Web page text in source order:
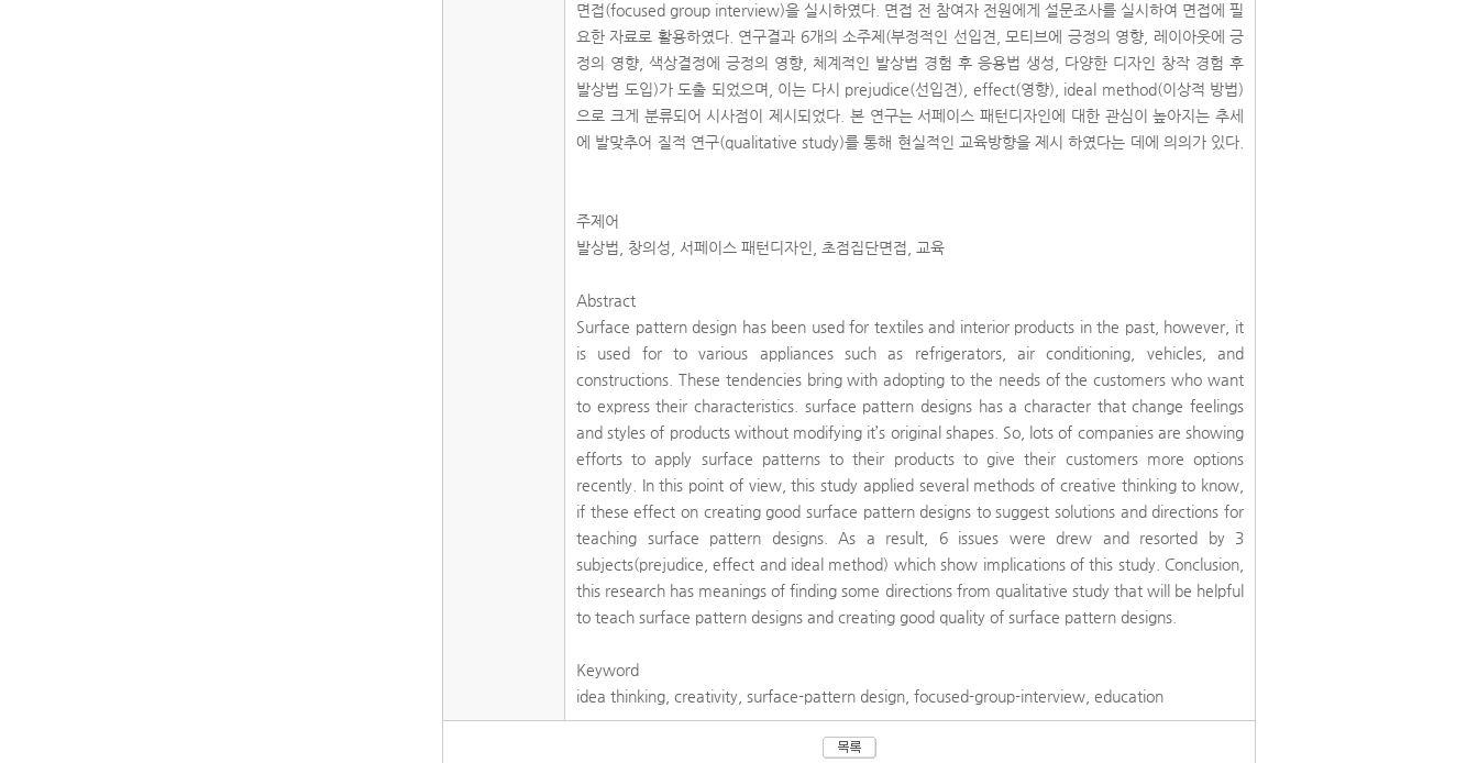
면접(focused group interview)을 실시하였다. 면접 전 참여자 전원에게 설문조사를 실시하여 면접에 필
요한 자료로 활용하였다. 연구결과 6개의 소주제(부정적인 선입견, 모티브에 긍정의 영향, 레이아웃에 긍
정의 영향, 색상결정에 긍정의 영향, 체계적인 발상법 경험 후 응용법 생성, 다양한 디자인 창작 경험 후
발상법 도입)가 도출 되었으며, 이는 다시 prejudice(선입견), effect(영향), ideal method(이상적 방법)
으로 크게 분류되어 시사점이 제시되었다. 본 연구는 서페이스 패턴디자인에 대한 관심이 높아지는 추세
에 발맞추어 질적 연구(qualitative study)를 통해 현실적인 교육방향을 제시 하였다는 데에 의의가 있다.
주제어
발상법, 창의성, 서페이스 패턴디자인, 초점집단면접, 교육
Abstract
Surface pattern design has been used for textiles and interior products in the past, however, it
is used for to various appliances such as refrigerators, air conditioning, vehicles, and
constructions. These tendencies bring with adopting to the needs of the customers who want
to express their characteristics. surface pattern designs has a character that change feelings
and styles of products without modifying it’s original shapes. So, lots of companies are showing
efforts to apply surface patterns to their products to give their customers more options
recently. In this point of view, this study applied several methods of creative thinking to know,
if these effect on creating good surface pattern designs to suggest solutions and directions for
teaching surface pattern designs. As a result, 6 issues were drew and resorted by 3
subjects(prejudice, effect and ideal method) which show implications of this study. Conclusion,
this research has meanings of finding some directions from qualitative study that will be helpful
to teach surface pattern designs and creating good quality of surface pattern designs.
Keyword
idea thinking, creativity, surface-pattern design, focused-group-interview, education